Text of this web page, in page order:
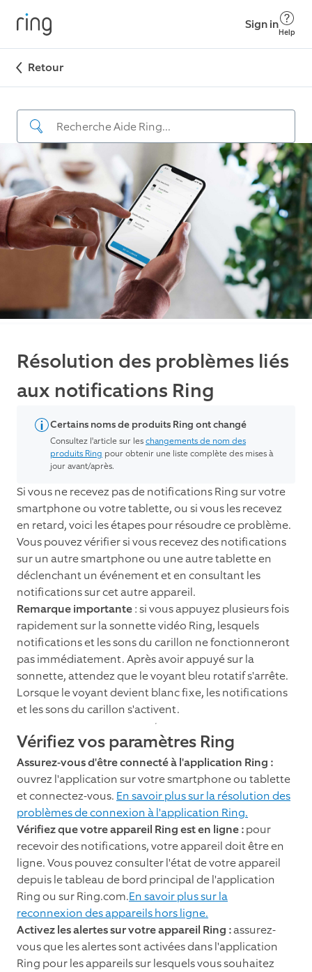
Sign in
Help
Retour
Résolution des problèmes liés
aux notifications Ring
Certains noms de produits Ring ont changé
Consultez l'article sur leschangements de nom des
produits Ring pour obtenir une liste complète des mises à
jour avant/après.
Si vous ne recevez pas de notifications Ring sur votre
smartphone ou votre tablette, ou si vous les recevez
en retard, voici les étapes pour résoudre ce problème.
Vous pouvez vérifier si vous recevez des notifications
sur un autre smartphone ou une autre tablette en
déclenchant un événement et en consultant les
notifications sur cet autre appareil.
Remarque importante: si vous appuyez plusieurs fois
rapidement sur la sonnette vidéo Ring, lesquels
notifications et les sons du carillon ne fonctionneront
pas immédiatement. Après avoir appuyé sur la
sonnette, attendez que le voyant bleu rotatif s'arrête.
Lorsque le voyant devient blanc fixe, les notifications
et les sons du carillon s'activent.
Vérifiez vos paramètres Ring
Assurez-vous d'être connecté à l'application Ring :
ouvrez l'application sur votre smartphone ou tablette
et connectez-vous. En savoir plus sur la résolution des
problèmes de connexion à l'application Ring.
Vérifiez que votre appareil Ring est en ligne :pour
recevoir des notifications, votre appareil doit être en
ligne. Vous pouvez consulter l'état de votre appareil
depuis le tableau de bord principal de l'application
Ring ou sur Ring.com.En savoir plus sur la
reconnexion des appareils hors ligne.
Activez les alertes sur votre appareil Ring :assurez-
vous que les alertes sont activées dans l'application
Ring pour les appareils sur lesquels vous souhaitez